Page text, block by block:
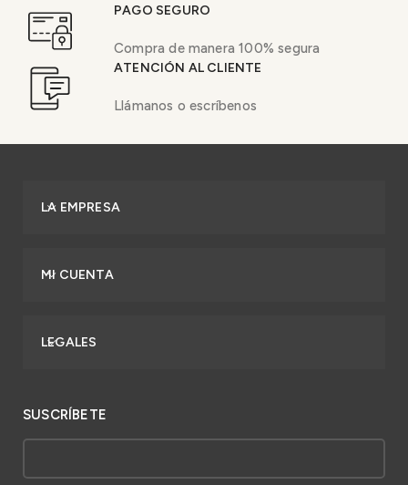
PAGO SEGURO
Compra de manera 100% segura
ATENCIÓN AL CLIENTE
Llámanos o escríbenos
LA EMPRESA
MI CUENTA
LEGALES
SUSCRÍBETE